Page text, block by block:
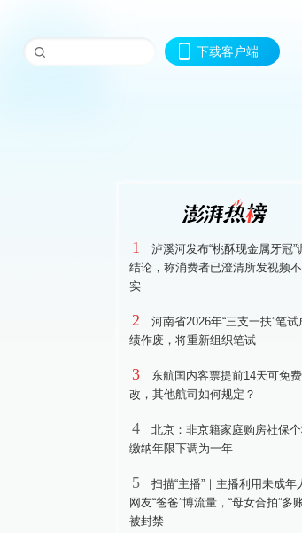
下载客户端
1
泸溪河发布“桃酥现金属牙冠”
结论，称消费者已澄清所发视频
实
2
河南省2026年“三支一扶”笔试
绩作废，将重新组织笔试
3
东航国内客票提前14天可免
改，其他航司如何规定？
4
北京：非京籍家庭购房社保
缴纳年限下调为一年
5
扫描“主播”｜主播利用未成年
网友“爸爸”博流量，“母女合拍”多
被封禁